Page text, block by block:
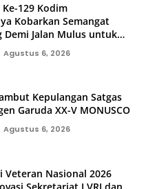
Ke-129 Kodim
Kobarkan Semangat
Demi Jalan Mulus untuk
Agustus 6, 2026
Kepulangan Satgas
Garuda XX-V MONUSCO
Agustus 6, 2026
Veteran Nasional 2026
Sekretariat LVRI dan